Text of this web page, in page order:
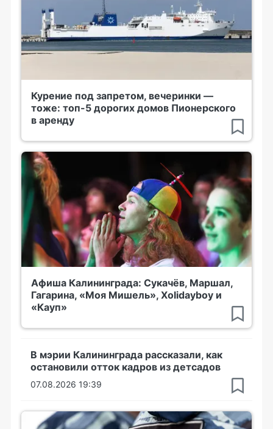
Курение под запретом, вечеринки —
тоже: топ-5 дорогих домов Пионерского
в аренду
Афиша Калининграда: Сукачёв, Маршал,
Гагарина, «Моя Мишель», Xolidayboy и
«Кауп»
В мэрии Калининграда рассказали, как
остановили отток кадров из детсадов
07.08.2026 19:39